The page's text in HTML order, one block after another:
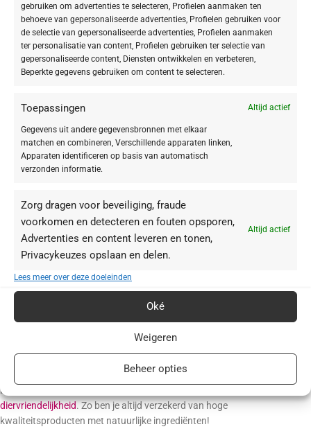
gebruiken om advertenties te selecteren, Profielen aanmaken ten
behoeve van gepersonaliseerde advertenties, Profielen gebruiken voor
de selectie van gepersonaliseerde advertenties, Profielen aanmaken
ter personalisatie van content, Profielen gebruiken ter selectie van
gepersonaliseerde content, Diensten ontwikkelen en verbeteren,
Beperkte gegevens gebruiken om content te selecteren.
Toepassingen Altijd actief
Gegevens uit andere gegevensbronnen met elkaar
matchen en combineren, Verschillende apparaten linken,
Apparaten identificeren op basis van automatisch
verzonden informatie.
Zorg dragen voor beveiliging, fraude
voorkomen en detecteren en fouten opsporen,
Advertenties en content leveren en tonen,
Privacykeuzes opslaan en delen.
Altijd actief
Lees meer over deze doeleinden
Oké
Weigeren
Beheer opties
Doctor BABOR Protect Cellular
Niet alleen zonlicht tast de huid aan (photo-aging), maar ook schadelijke
milieu-invloeden (pollu-aging).BABORheeft daarom een speciale lijn met
sun care-producten ontwikkeld die hiertegen beschermen. Naast uv A en
van infrarood licht, blauw licht en smog. De producten van Babor
onbezorgd een duik in de zee nemen.
Productkeuze
Ga bijvoorbeeld voor de handige Protecting Balm, speciaal voor je
gezicht, ofde Mattifying Protector voor een mooi matterend effect
bieden we dekkende crème
make-up met SPF
in twee natuurlijke tinten.
Zo ben je niet alleen optimaal beschermd, maar zie je er ook stralend en
verzorgd uit. Sluit de dag vervolgens af met de
om je huid weer te herstellen en ontspannen.
Ben je benieuwd welke SPF de juiste is? Of je nu een gevoelige, droge,
vette of rijpe huid hebt, op schoonheidsinstituut.nl vind je altijd een
product dat bij jou past. Wij werken samen met BABOR, een
betrouwbaar merk dat zich inzet
diervriendelijkheid. Zo ben je altijd verzekerd van hoge
kwaliteitsproducten met natuurlijke ingrediënten!